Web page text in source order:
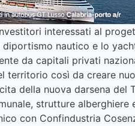
interessati al
nautico e lo
da capitali privati
territorio così da creare
della nuova darsena del
strutture
con Confindustria